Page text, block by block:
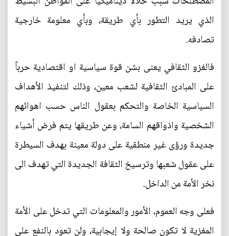
الذي يريد التطور بأي طريقة، وبأي معلومة خارجية
تصادفه.
فالغزو الثقافي يعنى بشن قوة سياسية او اقتصادية حرباً
على المبادئ الثقافية لشعب معين، وذلك لتنفيذ الأهداف
السياسية الخاصة والتحكم بعقول الناس حسب اهوائهم
الشخصية واذواقهم السامة، وعن طريقها يتم فرض أشياء
جديدة ورؤى غير منطقية على دولة معينة بهدف السيطرة
على عقول شعبها وترسيخ الثقافة الجديدة التي تهدف الى
نخر الأمة من الداخل.
فعلى وجه العموم، الأمور والمعلومات التي تدخل على الأمة
المغزية لا تكون صالحة ولا إيجابية، ولن تعود بالنفع على